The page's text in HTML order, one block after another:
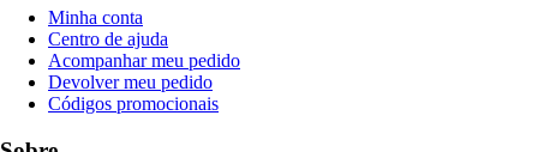
Minha conta
Centro de ajuda
Acompanhar meu pedido
Devolver meu pedido
Códigos promocionais